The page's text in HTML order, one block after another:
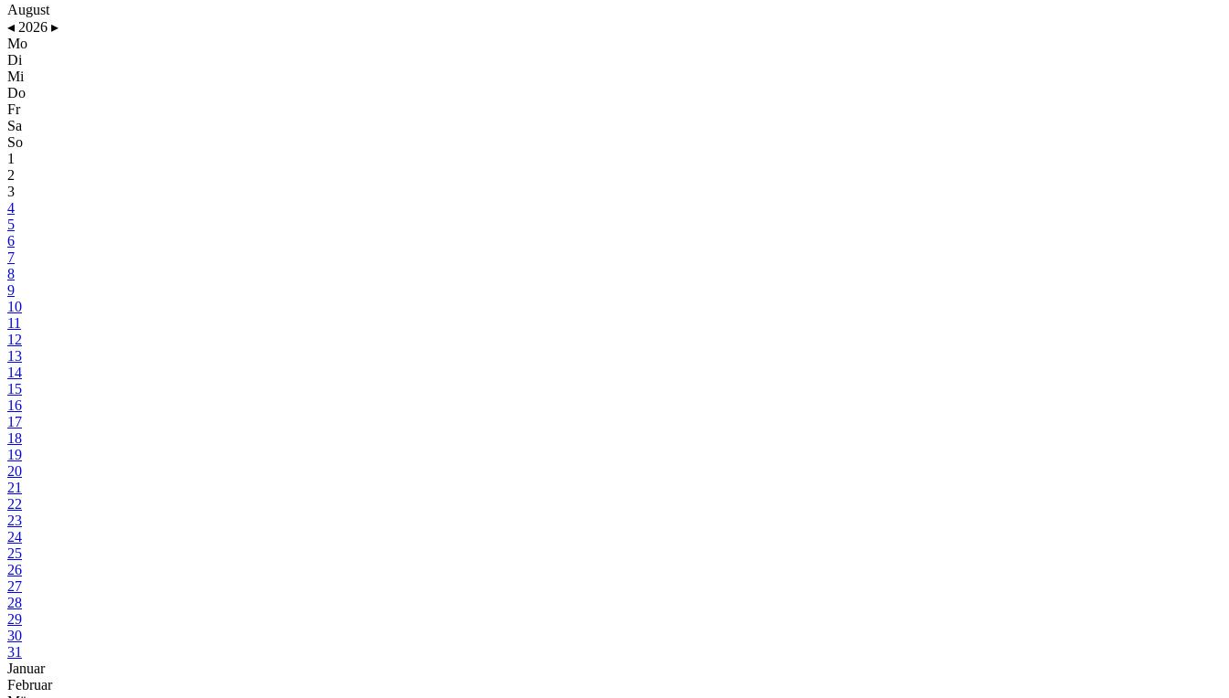
August
◂ 2026 ▸
Mo
Di
Mi
Do
Fr
Sa
So
1
2
3
4
5
6
7
8
9
10
11
12
13
14
15
16
17
18
19
20
21
22
23
24
25
26
27
28
29
30
31
Januar
Februar